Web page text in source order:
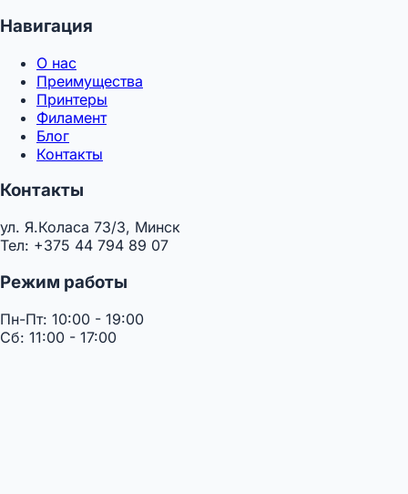
Навигация
О нас
Преимущества
Принтеры
Филамент
Блог
Контакты
Контакты
ул. Я.Коласа 73/3, Минск
Тел: +375 44 794 89 07
Режим работы
Пн-Пт: 10:00 - 19:00
Сб: 11:00 - 17:00